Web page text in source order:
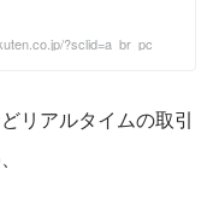
?sclid=a_br_pc
リアルタイムの取引